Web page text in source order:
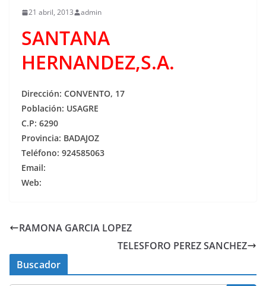
21 abril, 2013 admin
SANTANA
HERNANDEZ,S.A.
Dirección: CONVENTO, 17
Población: USAGRE
C.P: 6290
Provincia: BADAJOZ
Teléfono: 924585063
Email:
Web:
RAMONA GARCIA LOPEZ
TELESFORO PEREZ SANCHEZ
Buscador